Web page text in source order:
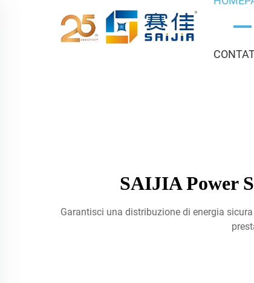
SAIJIA Power
Garantisci una distribuzione di energia